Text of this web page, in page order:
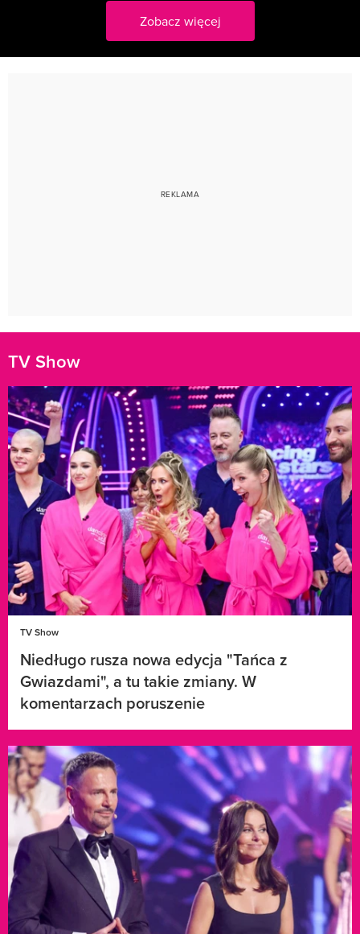
Zobacz więcej
TV Show
TV Show
Niedługo rusza nowa edycja "Tańca z
Gwiazdami", a tu takie zmiany. W
komentarzach poruszenie